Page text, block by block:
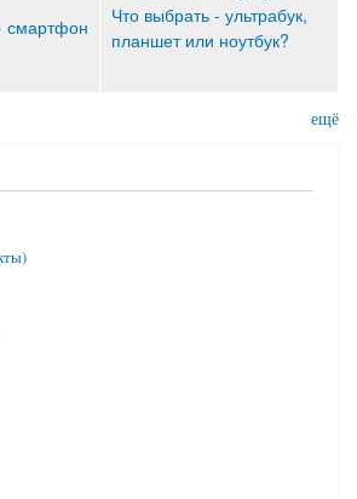
смартфон
Что выбрать - ультрабук,
планшет или ноутбук?
ещё